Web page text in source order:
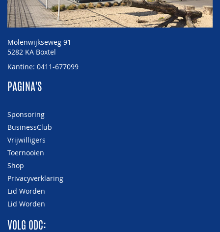
Molenwijkseweg 91
5282 KA Boxtel
Kantine: 0411-677099
PAGINA'S
Sponsoring
BusinessClub
Vrijwilligers
Toernooien
Shop
Privacyverklaring
Lid Worden
Lid Worden
VOLG ODC: